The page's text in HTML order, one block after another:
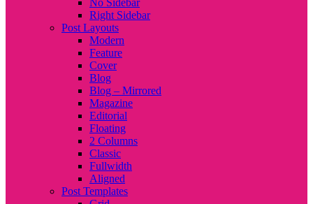
Right Sidebar
Post Layouts
Modern
Feature
Cover
Blog
Blog – Mirrored
Magazine
Editorial
Floating
2 Columns
Classic
Fullwidth
Aligned
Post Templates